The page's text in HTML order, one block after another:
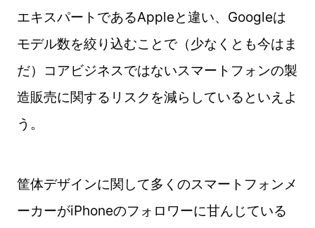
エキスパートであるAppleと違い、Googleは
モデル数を絞り込むことで（少なくとも今はま
だ）コアビジネスではないスマートフォンの製
造販売に関するリスクを減らしているといえよ
う。
筐体デザインに関して多くのスマートフォンメ
ーカーがiPhoneのフォロワーに甘んじている